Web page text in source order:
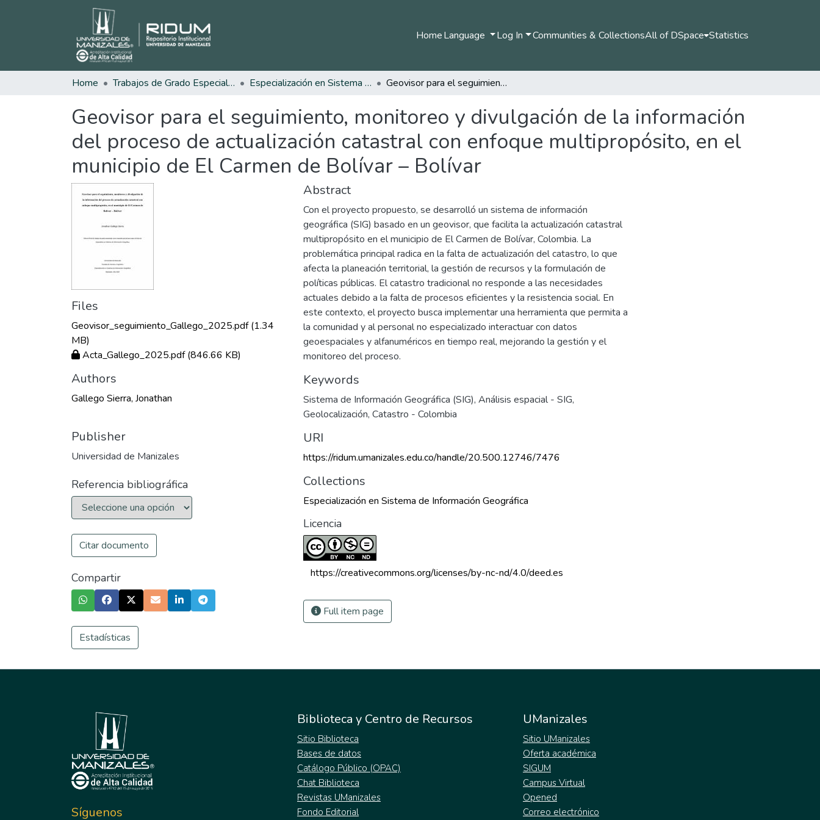
HomeLanguage Log In Communities & CollectionsAll of DSpace Statistics
Home Trabajos de Grado Especializaciones Especialización en Sistema de Información Geográfica Geovisor para el seguimiento, monitoreo y divulgación de la información del proceso de actualización catastral con enfoque multipropósito, en el municipio de El Carmen de Bolívar – Bolívar
Geovisor para el seguimiento, monitoreo y divulgación de la información
del proceso de actualización catastral con enfoque multipropósito, en el
municipio de El Carmen de Bolívar – Bolívar
Files
Geovisor_seguimiento_Gallego_2025.pdf(1.34
MB)
Acta_Gallego_2025.pdf(846.66 KB)
Authors
Gallego Sierra, Jonathan
Publisher
Universidad de Manizales
Referencia bibliográfica
Citar documento
Compartir
Estadísticas
Abstract
Con el proyecto propuesto, se desarrolló un sistema de información
geográfica (SIG) basado en un geovisor, que facilita la actualización catastral
multipropósito en el municipio de El Carmen de Bolívar, Colombia. La
problemática principal radica en la falta de actualización del catastro, lo que
afecta la planeación territorial, la gestión de recursos y la formulación de
políticas públicas. El catastro tradicional no responde a las necesidades
actuales debido a la falta de procesos eficientes y la resistencia social. En
este contexto, el proyecto busca implementar una herramienta que permita a
la comunidad y al personal no especializado interactuar con datos
geoespaciales y alfanuméricos en tiempo real, mejorando la gestión y el
monitoreo del proceso.
Keywords
Sistema de Información Geográfica (SIG), Análisis espacial - SIG,
Geolocalización, Catastro - Colombia
URI
https://ridum.umanizales.edu.co/handle/20.500.12746/7476
Collections
Especialización en Sistema de Información Geográfica
Licencia
https://creativecommons.org/licenses/by-nc-nd/4.0/deed.es
Full item page
Síguenos
Biblioteca y Centro de Recursos
Sitio Biblioteca
Bases de datos
Catálogo Público (OPAC)
Chat Biblioteca
Revistas UManizales
Fondo Editorial
UManizales
Sitio UManizales
Oferta académica
SIGUM
Campus Virtual
Opened
Correo electrónico